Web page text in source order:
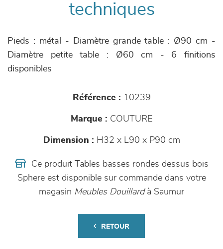
techniques
Pieds : métal - Diamètre grande table : Ø90 cm -
Diamètre petite table : Ø60 cm - 6 finitions
disponibles
Référence : 10239
Marque : COUTURE
Dimension : H32 x L90 x P90 cm
Ce produit Tables basses rondes dessus bois
Sphere est disponible sur commande dans votre
magasin Meubles Douillardà Saumur
RETOUR